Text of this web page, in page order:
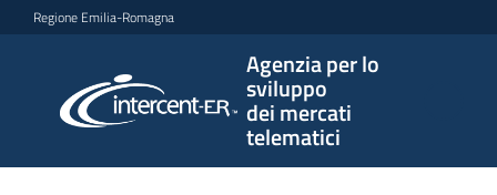
Vai al contenuto
Vai alla navigazione
Vai al footer
Regione Emilia-Romagna
Agenzia per lo
sviluppo
dei mercati
telematici
per lo
sviluppo